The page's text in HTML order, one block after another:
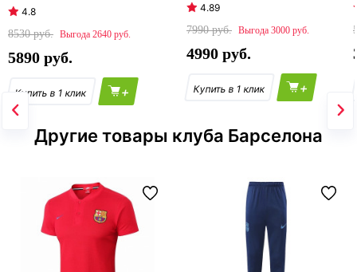
4.8
8530
2640
5890
+
4.89
7990
3000
4990
+
Другие товары клуба Барселона